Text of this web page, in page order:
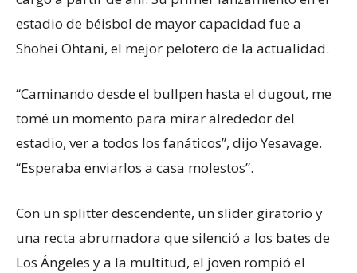
estadio de béisbol de mayor capacidad fue a
Shohei Ohtani, el mejor pelotero de la actualidad.
“Caminando desde el bullpen hasta el dugout, me
tomé un momento para mirar alrededor del
estadio, ver a todos los fanáticos”, dijo Yesavage.
“Esperaba enviarlos a casa molestos”.
Con un splitter descendente, un slider giratorio y
una recta abrumadora que silenció a los bates de
Los Ángeles y a la multitud, el joven rompió el